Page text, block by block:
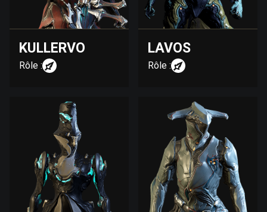
KULLERVO
Rôle :
LAVOS
Rôle :